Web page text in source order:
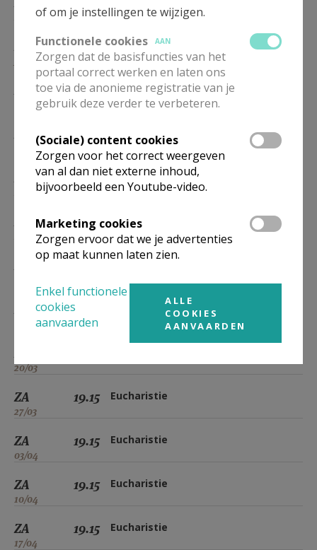
23/01
30/01
19.15 Eucharistie
06/02
19.15 Eucharistie
19.15 Eucharistie
20/02
19.15 Eucharistie
27/02
19.15 Eucharistie
19.15 Eucharistie
20/03
ZA
27/03
19.15 Eucharistie
ZA
03/04
19.15 Eucharistie
ZA
10/04
19.15 Eucharistie
ZA
17/04
19.15 Eucharistie
of om je instellingen te wijzigen.
Functionele cookies
AAN
Zorgen dat de basisfuncties van het
portaal correct werken en laten ons
toe via de anonieme registratie van je
gebruik deze verder te verbeteren.
(Sociale) content cookies
Zorgen voor het correct weergeven
van al dan niet externe inhoud,
bijvoorbeeld een Youtube-video.
Marketing cookies
Zorgen ervoor dat we je advertenties
op maat kunnen laten zien.
Enkel functionele
cookies
aanvaarden
ALLE
COOKIES
AANVAARDEN